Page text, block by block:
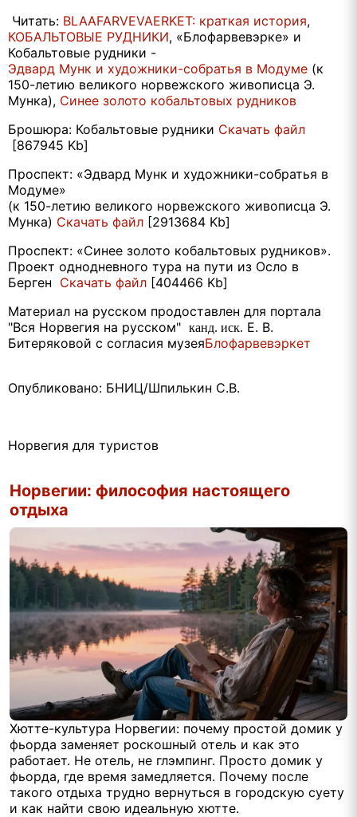
Читать: BLAAFARVEVAERKET: краткая история,
КОБАЛЬТОВЫЕ РУДНИКИ, «Блофарвевэрке» и
Кобальтовые рудники -
Эдвард Мунк и художники-собратья в Модуме (к
150-летию великого норвежского живописца Э.
Мунка), Синее золото кобальтовых рудников
Брошюра: Кобальтовые рудники Cкачать файл
[867945 Kb]
Проспект: «Эдвард Мунк и художники-собратья в
Модуме»
(к 150-летию великого норвежского живописца Э.
Мунка) Cкачать файл [2913684 Kb]
Проспект: «Синее золото кобальтовых рудников».
Проект однодневного тура на пути из Осло в
Берген Cкачать файл [404466 Kb]
Материал на русском продоставлен для портала
"Вcя Норвегия на русском" канд. иск. Е. В.
Битеряковой с согласия музеяБлофарвевэркет
Опубликовано: БНИЦ/Шпилькин С.В.
Норвегия для туристов
Норвегии: философия настоящего
отдыха
Хютте-культура Норвегии: почему простой домик у
фьорда заменяет роскошный отель и как это
работает. Не отель, не глэмпинг. Просто домик у
фьорда, где время замедляется. Почему после
такого отдыха трудно вернуться в городскую суету
и как найти свою идеальную хютте.